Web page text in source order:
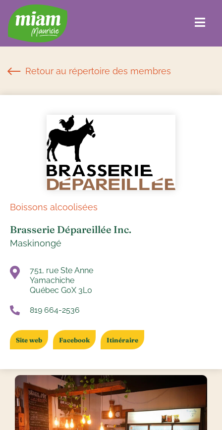
Retour au répertoire des membres
Boissons alcoolisées
Brasserie Dépareillée Inc.
Maskinongé
751, rue Ste Anne
Yamachiche
Québec G0X 3L0
819 664-2536
Site web Facebook Itinéraire